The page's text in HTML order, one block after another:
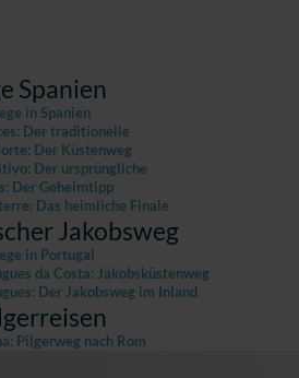
Spanien
in Spanien
Der traditionelle
Der Küstenweg
Der ursprüngliche
Der Geheimtipp
Das heimliche Finale
Jakobsweg
in Portugal
da Costa: Jakobsküstenweg
Der Jakobsweg im Inland
Pilgerweg nach Rom